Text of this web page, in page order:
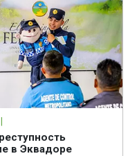
в Эквадоре